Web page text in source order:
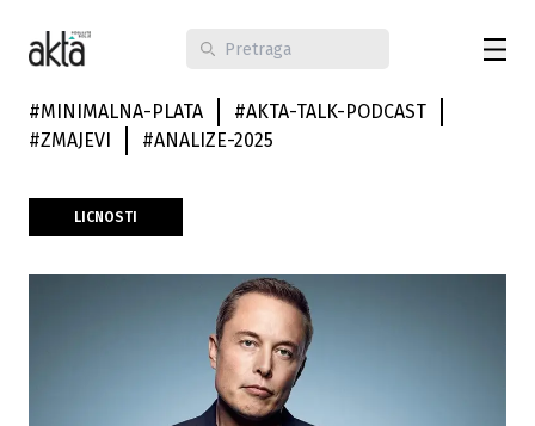
#MINIMALNA-PLATA #AKTA-TALK-PODCAST
#ZMAJEVI #ANALIZE-2025
LICNOSTI